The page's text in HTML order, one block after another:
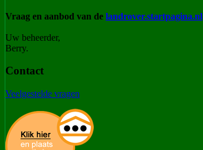
Vraag en aanbod van de landrover.startpagina.nl
Uw beheerder,
Berry.
Contact
Veelgestelde vragen